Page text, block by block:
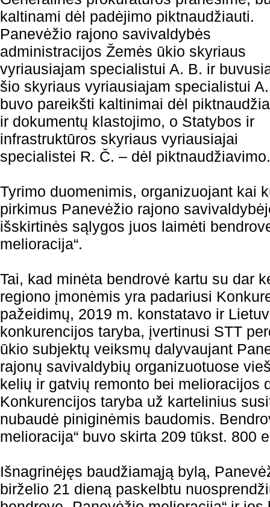
kaltinami dėl padėjimo piktnaudžiauti.
Panevėžio rajono savivaldybės
administracijos Žemės ūkio skyriaus
vyriausiajam specialistui A. B. ir
šio skyriaus vyriausiajam specialistui
buvo pareikšti kaltinimai dėl
ir dokumentų klastojimo, o Statybos ir
infrastruktūros skyriaus vyriausiajai
specialistei R. Č. – dėl piktnaudžiavimo.
Tyrimo duomenimis, organizuojant kai
pirkimus Panevėžio rajono
išskirtinės sąlygos juos laimėti
melioracija“.
Tai, kad minėta bendrovė kartu su dar
regiono įmonėmis yra padariusi
pažeidimų, 2019 m. konstatavo ir
konkurencijos taryba, įvertinusi STT
ūkio subjektų veiksmų dalyvaujant
rajonų savivaldybių organizuotuose
kelių ir gatvių remonto bei melioracijos
Konkurencijos taryba už kartelinius
nubaudė piniginėmis baudomis.
melioracija“ buvo skirta 209 tūkst. 800
Išnagrinėjęs baudžiamąją bylą,
birželio 21 dieną paskelbtu